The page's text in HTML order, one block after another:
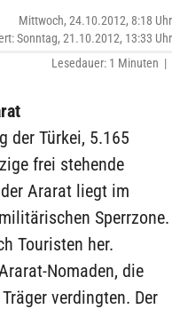
Mittwoch, 24.10.2012, 8:18 Uhr
Sonntag, 21.10.2012, 13:33 Uhr
Lesedauer: 1 Minuten |
der Türkei, 5.165
frei stehende
Ararat liegt im
Sperrzone.
Touristen her.
Nomaden, die
verdingten. Der